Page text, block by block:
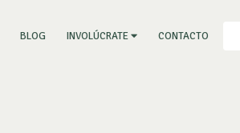
BLOG INVOLÚCRATE CONTACTO